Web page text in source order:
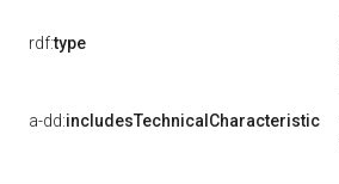
rdf:type
a-dd:includesTechnicalCharacteristic